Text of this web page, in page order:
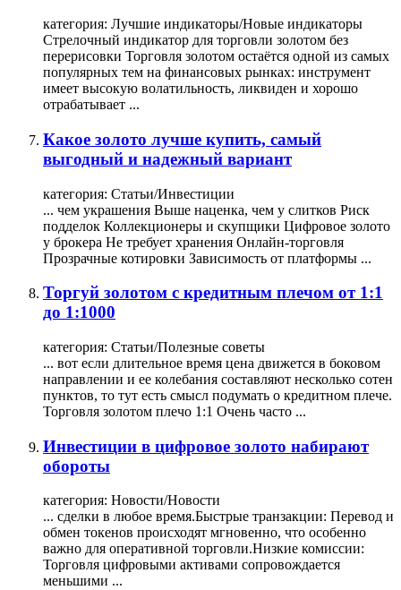
категория: Лучшие индикаторы/Новые индикаторы
Стрелочный индикатор для торговли золотом без
перерисовки Торговля золотом остаётся одной из самых
популярных тем на финансовых рынках: инструмент
имеет высокую волатильность, ликвиден и хорошо
отрабатывает ...
Какое золото лучше купить, самый
выгодный и надежный вариант
категория: Статьи/Инвестиции
... чем украшения Выше наценка, чем у слитков Риск
подделок Коллекционеры и скупщики Цифровое золото
у брокера Не требует хранения Онлайн-торговля
Прозрачные котировки Зависимость от платформы ...
Торгуй золотом с кредитным плечом от 1:1
до 1:1000
категория: Статьи/Полезные советы
... вот если длительное время цена движется в боковом
направлении и ее колебания составляют несколько сотен
пунктов, то тут есть смысл подумать о кредитном плече.
Торговля золотом плечо 1:1 Очень часто ...
Инвестиции в цифровое золото набирают
обороты
категория: Новости/Новости
... сделки в любое время.​ Быстрые транзакции: Перевод и
обмен токенов происходят мгновенно, что особенно
важно для оперативной торговли.​ Низкие комиссии:
Торговля цифровыми активами сопровождается
меньшими ...